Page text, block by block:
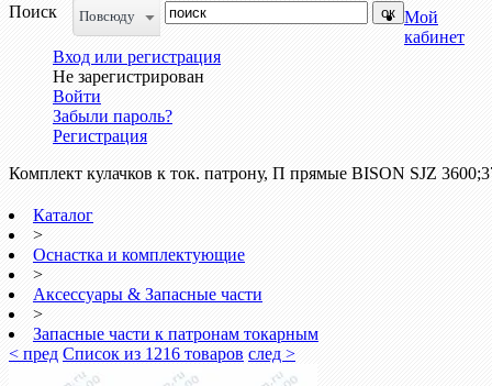
Поиск
Повсюду
Мой
кабинет
Вход или регистрация
Не зарегистрирован
Войти
Забыли пароль?
Регистрация
Комплект кулачков к ток. патрону, П прямые BISON SJZ
Каталог
>
Оснастка и комплектующие
>
Аксессуары & Запасные части
>
Запасные части к патронам токарным
< пред Список из 1216 товаров след >